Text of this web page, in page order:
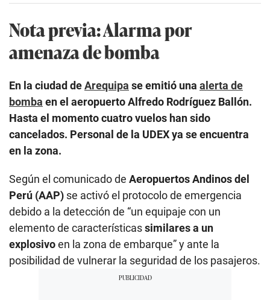
Nota previa: Alarma por
amenaza de bomba
En la ciudad deArequipa se emitió una alerta de
bomba en el aeropuerto Alfredo Rodríguez Ballón.
Hasta el momento cuatro vuelos han sido
cancelados. Personal de la UDEX ya se encuentra
en la zona.
Según el comunicado de Aeropuertos Andinos del
Perú (AAP) se activó el protocolo de emergencia
debido a la detección de “un equipaje con un
elemento de característicassimilares a un
explosivoen la zona de embarque” y ante la
posibilidad de vulnerar la seguridad de los pasajeros.